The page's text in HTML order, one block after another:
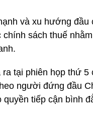
và xu hướng
sách thuế
tại phiên họp thứ
người đứng đầu
tiếp cận bình